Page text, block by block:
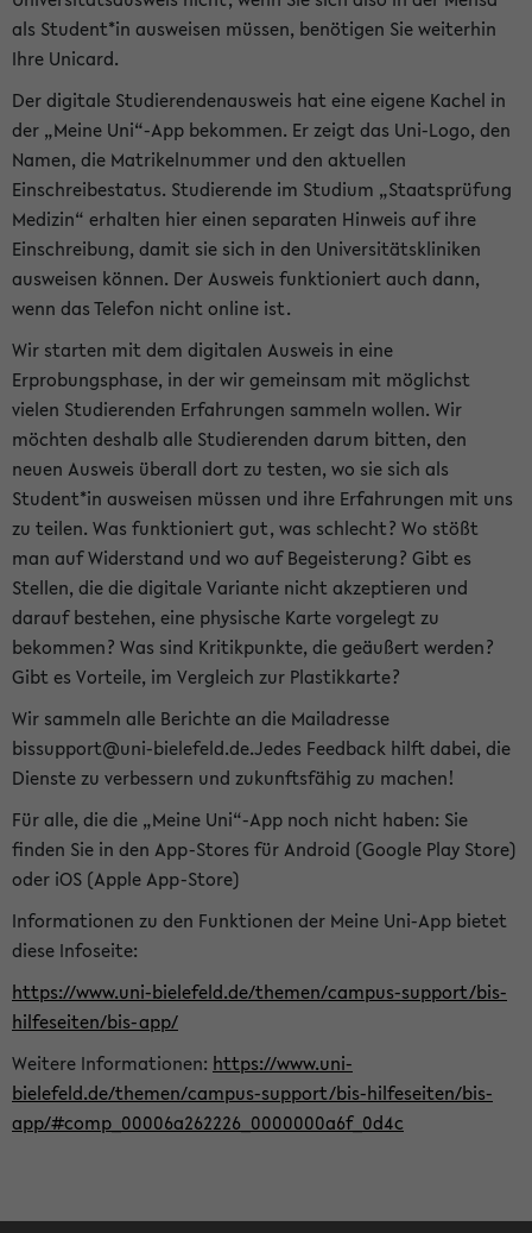
als Student*in ausweisen müssen, benötigen Sie weiterhin
Ihre Unicard.
Der digitale Studierendenausweis hat eine eigene Kachel in
der „Meine Uni“-App bekommen. Er zeigt das Uni-Logo, den
Namen, die Matrikelnummer und den aktuellen
Einschreibestatus. Studierende im Studium „Staatsprüfung
Medizin“ erhalten hier einen separaten Hinweis auf ihre
Einschreibung, damit sie sich in den Universitätskliniken
ausweisen können. Der Ausweis funktioniert auch dann,
wenn das Telefon nicht online ist.
Wir starten mit dem digitalen Ausweis in eine
Erprobungsphase, in der wir gemeinsam mit möglichst
vielen Studierenden Erfahrungen sammeln wollen. Wir
möchten deshalb alle Studierenden darum bitten, den
neuen Ausweis überall dort zu testen, wo sie sich als
Student*in ausweisen müssen und ihre Erfahrungen mit uns
zu teilen. Was funktioniert gut, was schlecht? Wo stößt
man auf Widerstand und wo auf Begeisterung? Gibt es
Stellen, die die digitale Variante nicht akzeptieren und
darauf bestehen, eine physische Karte vorgelegt zu
bekommen? Was sind Kritikpunkte, die geäußert werden?
Gibt es Vorteile, im Vergleich zur Plastikkarte?
Wir sammeln alle Berichte an die Mailadresse
bissupport@uni-bielefeld.de.Jedes Feedback hilft dabei, die
Dienste zu verbessern und zukunftsfähig zu machen!
Für alle, die die „Meine Uni“-App noch nicht haben: Sie
finden Sie in den App-Stores für Android (Google Play Store)
oder iOS (Apple App-Store)
Informationen zu den Funktionen der Meine Uni-App bietet
diese Infoseite:
https://www.uni-bielefeld.de/themen/campus-support/bis-
hilfeseiten/bis-app/
Weitere Informationen: https://www.uni-
bielefeld.de/themen/campus-support/bis-hilfeseiten/bis-
app/#comp_00006a262226_0000000a6f_0d4c